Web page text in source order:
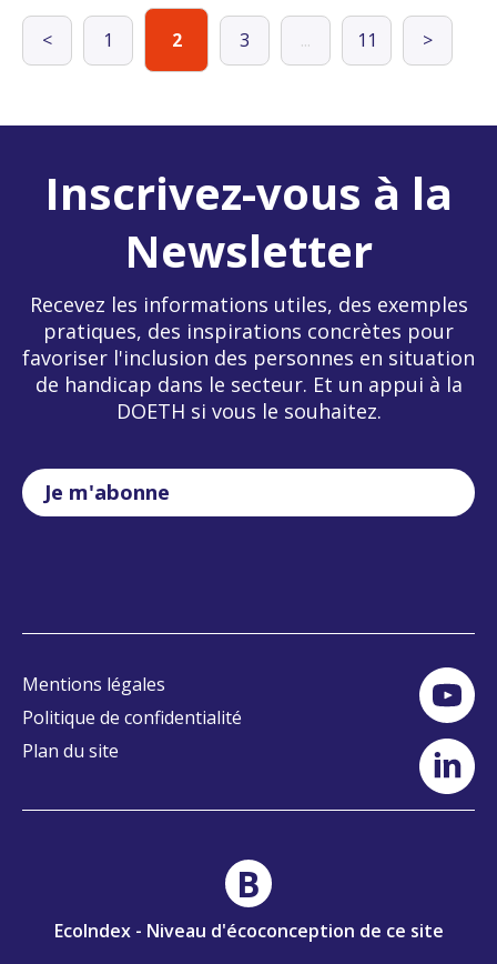
< 1 2 3 ... 11 >
Inscrivez-vous à la
Newsletter
Recevez les informations utiles, des exemples
pratiques, des inspirations concrètes pour
favoriser l'inclusion des personnes en situation
de handicap dans le secteur. Et un appui à la
DOETH si vous le souhaitez.
Je m'abonne
Mentions légales
Politique de confidentialité
Plan du site
EcoIndex - Niveau d'écoconception de ce site
B